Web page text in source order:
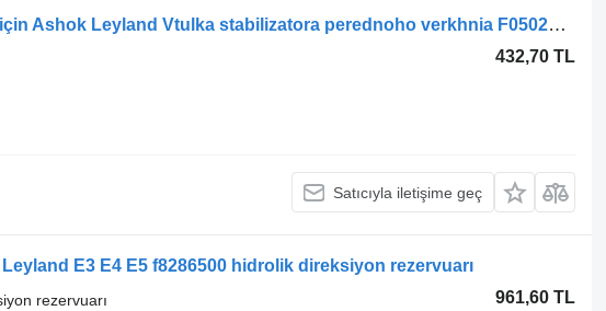
Ashok Leyland otobüs için Ashok Leyland Vtulka stabilizatora perednoho verkhnia F0502750 sessiz blok
432,70 TL
Satıcıyla iletişime geç
E3 E4 E5 f8286500 hidrolik direksiyon rezervuarı
961,60 TL
rezervuarı